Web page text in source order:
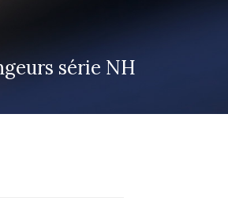
série NH